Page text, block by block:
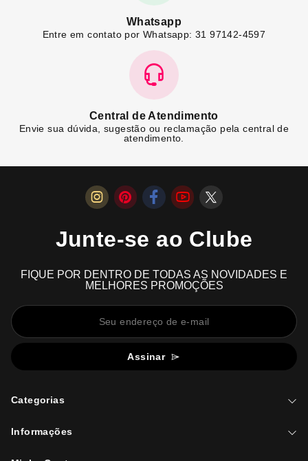
Whatsapp
Entre em contato por Whatsapp: 31 97142-4597
Central de Atendimento
Envie sua dúvida, sugestão ou reclamação pela central de
atendimento.
Junte-se ao Clube
FIQUE POR DENTRO DE TODAS AS NOVIDADES E
MELHORES PROMOÇÕES
Assinar
Categorias
Informações